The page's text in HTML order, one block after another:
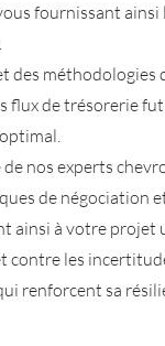
fournissant
des
de trésorerie
de nos experts
de négociation
ainsi à votre projet
contre les
renforcent sa